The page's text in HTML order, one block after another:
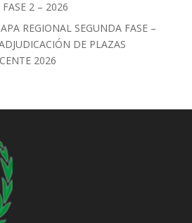
2 – 2026
REGIONAL SEGUNDA FASE –
DE PLAZAS
2026